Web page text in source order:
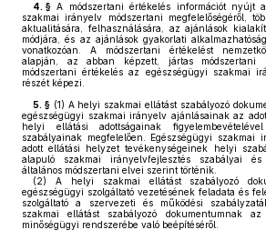
4. § A módszertani értékelés információt nyújt
szakmai irányelv módszertani megfelelőségéről,
aktualitására, felhasználására, az ajánlások
módjára, és az ajánlások gyakorlati
vonatkozóan. A módszertani értékelést
alapján, az abban képzett, jártas
módszertani értékelés az egészségügyi szakmai
részét képezi.
5. § (1) A helyi szakmai ellátást szabályozó
egészségügyi szakmai irányelv ajánlásainak az
helyi ellátási adottságainak
szabályainak megfelelően. Egészségügyi szakmai
adott ellátási helyzet tevékenységeinek helyi
alapuló szakmai irányelvfejlesztés szabályai és
általános módszertani elvei szerint történik.
(2) A helyi szakmai ellátást szabályozó
egészségügyi szolgáltató vezetésének feladata és
szolgáltató a szervezeti és működési
szakmai ellátást szabályozó dokumentumnak az
minőségügyi rendszerébe való beépítéséről.